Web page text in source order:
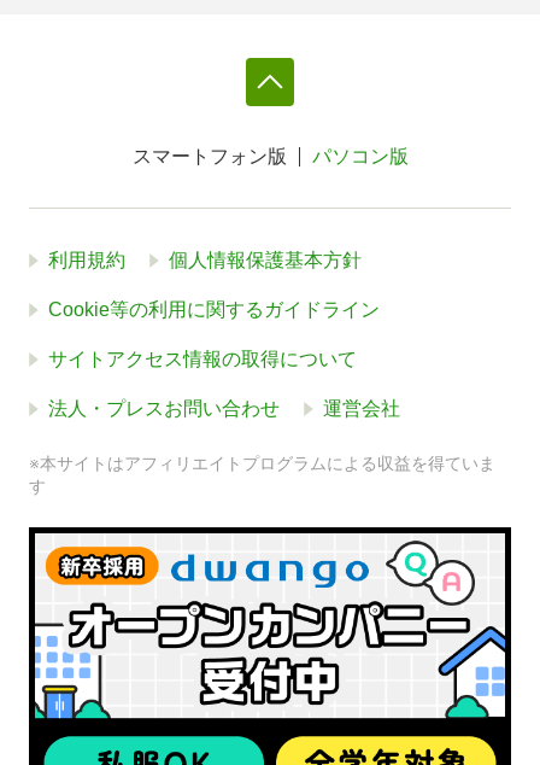
スマートフォン版 パソコン版
利用規約 個人情報保護基本方針
Cookie等の利用に関するガイドライン
サイトアクセス情報の取得について
法人・プレスお問い合わせ 運営会社
※本サイトはアフィリエイトプログラムによる収益を得ていま
す